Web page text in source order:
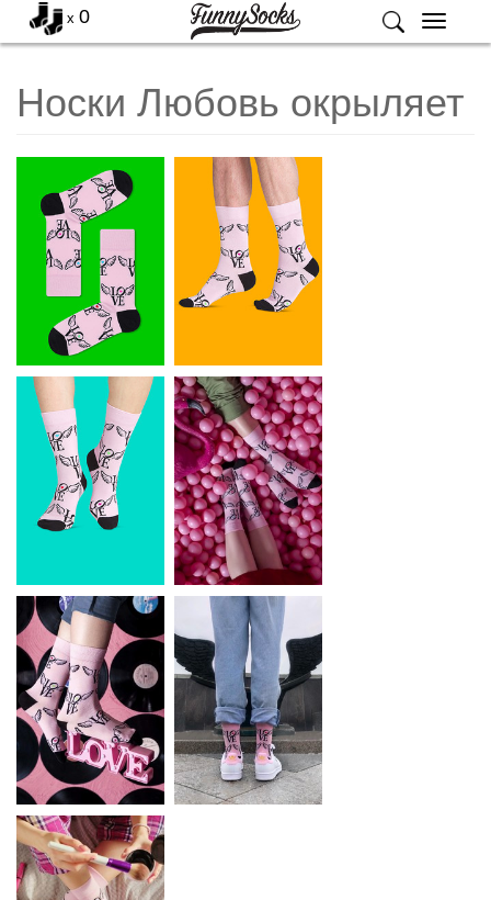
Меню
x 0
Носки Любовь окрыляет